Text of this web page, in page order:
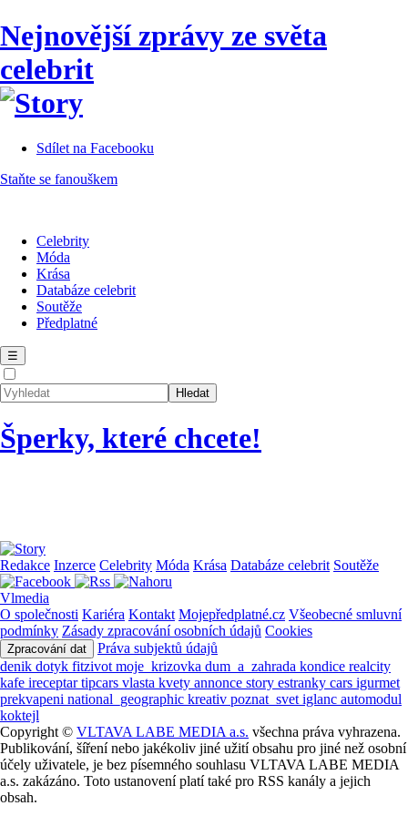
Nejnovější zprávy ze světa
celebrit
Sdílet na Facebooku
Staňte se fanouškem
Celebrity
Móda
Krása
Databáze celebrit
Soutěže
Předplatné
☰
Šperky, které chcete!
Redakce Inzerce Celebrity Móda Krása Databáze celebrit Soutěže
Vlmedia
O společnosti Kariéra Kontakt Mojepředplatné.cz Všeobecné smluvní
podmínky Zásady zpracování osobních údajů Cookies
Zpracování dat
Práva subjektů údajů
denik dotyk fitzivot moje_krizovka dum_a_zahrada kondice realcity
kafe ireceptartipcars vlasta kvety annonce story estranky cars igurmet
prekvapeni national_geographic kreativ poznat_svet iglanc automodul
koktejl
Copyright © VLTAVA LABE MEDIA a.s. všechna práva vyhrazena.
Publikování, šíření nebo jakékoliv jiné užití obsahu pro jiné než osobní
účely uživatele, je bez písemného souhlasu VLTAVA LABE MEDIA
a.s. zakázáno. Toto ustanovení platí také pro RSS kanály a jejich
obsah.